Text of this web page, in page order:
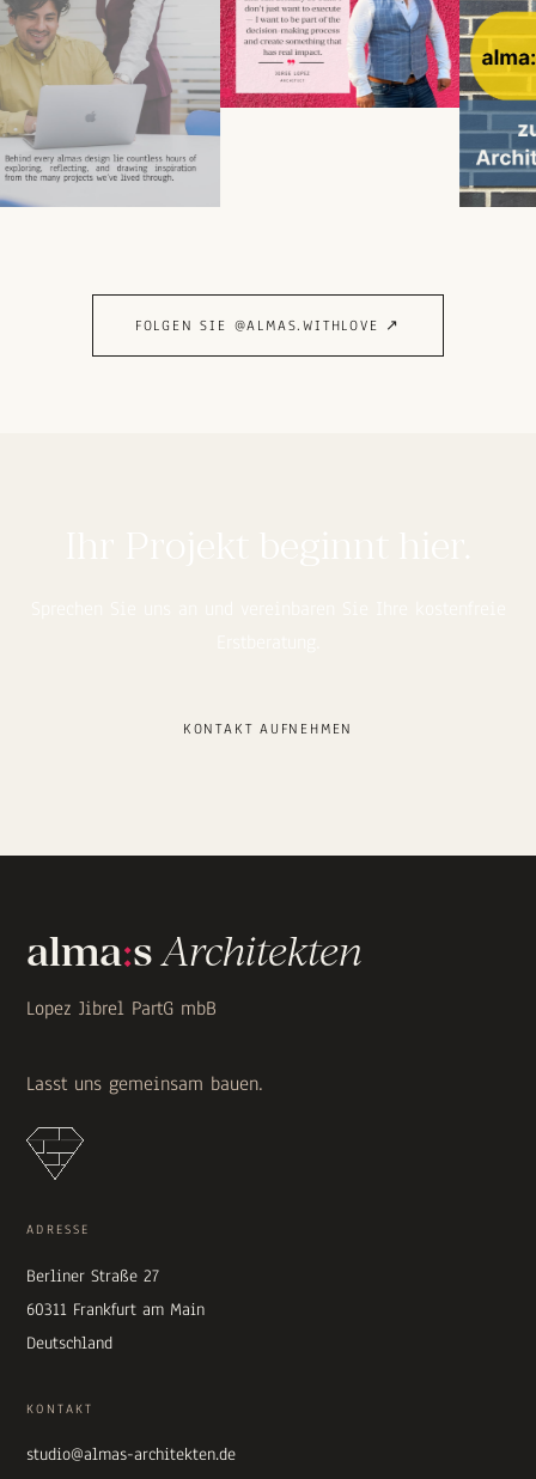
FOLGEN SIE @ALMAS.WITHLOVE ↗
KONTAKT AUFNEHMEN
alma:sArchitekten
Lopez Jibrel PartG mbB
Lasst uns gemeinsam bauen.
ADRESSE
Berliner Straße 27
60311 Frankfurt am Main
Deutschland
KONTAKT
studio@almas-architekten.de